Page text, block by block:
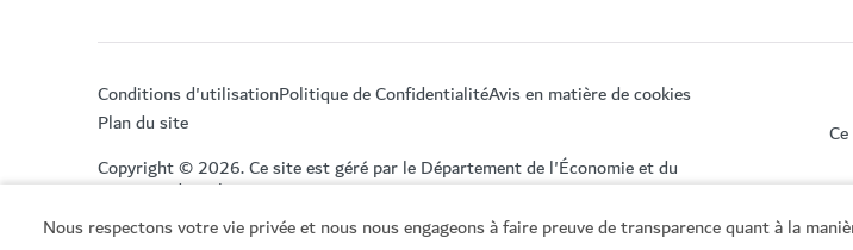
Nous respectons votre vie privée et nous nous engageons à faire preuve de transparence quant à la
Conditions d'utilisationPolitique de ConfidentialitéAvis en matière de cookies
Plan du site
Copyright © 2026. Ce site est géré par le Département de l'Économie et du
Tourisme de Dubai.